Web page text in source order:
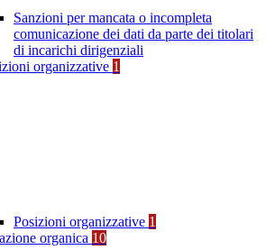
Sanzioni per mancata o incompleta
comunicazione dei dati da parte dei titolari
di incarichi dirigenziali
organizzative 1
Posizioni organizzative 1
organica 10